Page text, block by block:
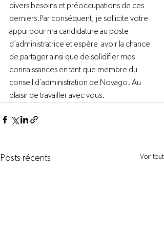
divers besoins et préoccupations de ces
derniers.Par conséquent, je sollicite votre
appui pour ma candidature au poste
d’administratrice et espère  avoir la chance
de partager ainsi que de solidifier mes
connaissances en tant que membre du
conseil d’administration de Novago. Au
plaisir de travailler avec vous.
Posts récents Voir tout